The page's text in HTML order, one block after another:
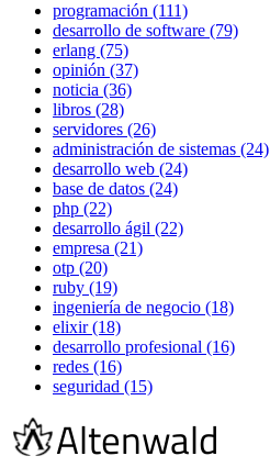
programación (111)
desarrollo de software (79)
erlang (75)
opinión (37)
noticia (36)
libros (28)
servidores (26)
administración de sistemas (24)
desarrollo web (24)
base de datos (24)
php (22)
desarrollo ágil (22)
empresa (21)
otp (20)
ruby (19)
ingeniería de negocio (18)
elixir (18)
desarrollo profesional (16)
redes (16)
seguridad (15)